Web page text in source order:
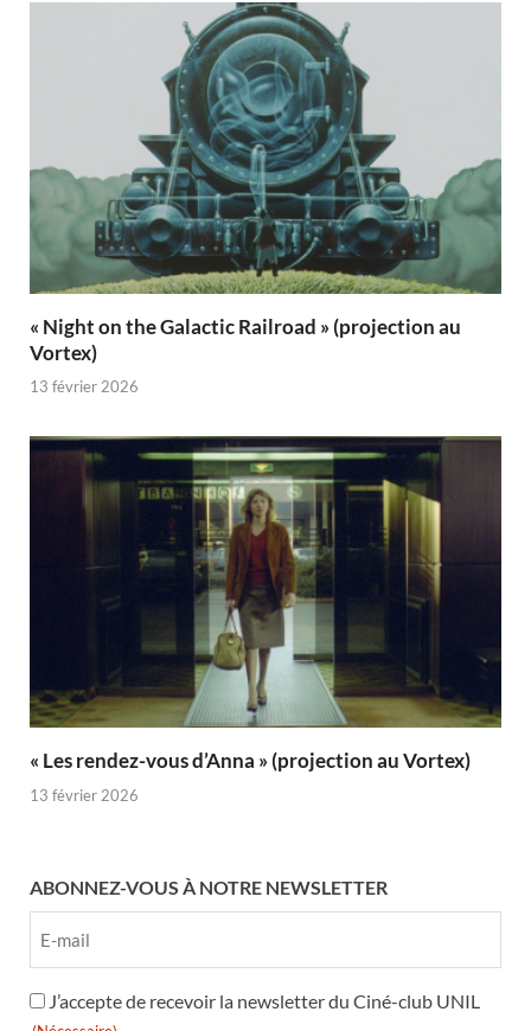
« Night on the Galactic Railroad » (projection au
Vortex)
13 février 2026
« Les rendez-vous d’Anna » (projection au Vortex)
13 février 2026
ABONNEZ-VOUS À NOTRE NEWSLETTER
RGPDJ’accepte de recevoir la newsletter du Ciné-club UNIL